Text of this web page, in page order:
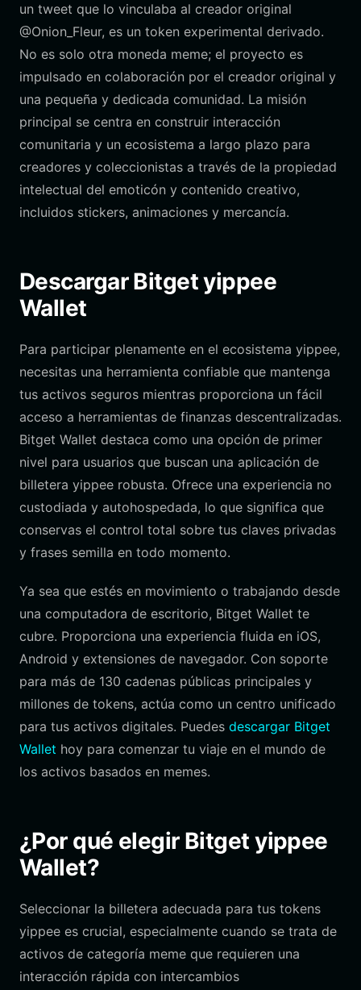
un tweet que lo vinculaba al creador original
@Onion_Fleur, es un token experimental derivado.
No es solo otra moneda meme; el proyecto es
impulsado en colaboración por el creador original y
una pequeña y dedicada comunidad. La misión
principal se centra en construir interacción
comunitaria y un ecosistema a largo plazo para
creadores y coleccionistas a través de la propiedad
intelectual del emoticón y contenido creativo,
incluidos stickers, animaciones y mercancía.
Descargar Bitget yippee
Wallet
Para participar plenamente en el ecosistema yippee,
necesitas una herramienta confiable que mantenga
tus activos seguros mientras proporciona un fácil
acceso a herramientas de finanzas descentralizadas.
Bitget Wallet destaca como una opción de primer
nivel para usuarios que buscan una aplicación de
billetera yippee robusta. Ofrece una experiencia no
custodiada y autohospedada, lo que significa que
conservas el control total sobre tus claves privadas
y frases semilla en todo momento.
Ya sea que estés en movimiento o trabajando desde
una computadora de escritorio, Bitget Wallet te
cubre. Proporciona una experiencia fluida en iOS,
Android y extensiones de navegador. Con soporte
para más de 130 cadenas públicas principales y
millones de tokens, actúa como un centro unificado
para tus activos digitales. Puedes descargar Bitget
Wallet hoy para comenzar tu viaje en el mundo de
los activos basados en memes.
¿Por qué elegir Bitget yippee
Wallet?
Seleccionar la billetera adecuada para tus tokens
yippee es crucial, especialmente cuando se trata de
activos de categoría meme que requieren una
interacción rápida con intercambios